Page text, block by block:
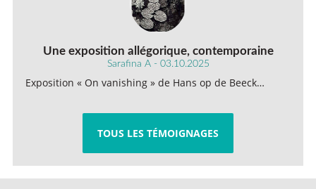
Une exposition allégorique, contemporaine
Sarafina A - 03.10.2025
Exposition « On vanishing » de Hans op de Beeck…
TOUS LES TÉMOIGNAGES